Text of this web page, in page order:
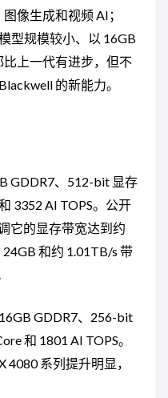
像生成和视频 AI；
型规模较小、以 16GB
上一代有进步，但不
的新能力。
GDDR7、512-bit 显存
3352 AI TOPS。公开
它的显存带宽达到约
和约 1.01TB/s 带
GDDR7、256-bit
和 1801 AI TOPS。
4080 系列提升明显，